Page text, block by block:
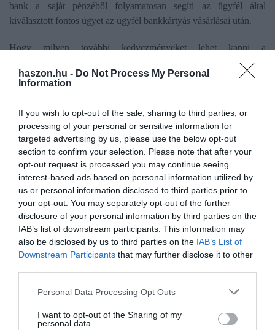
haszon.hu - Do Not Process My Personal
Information
If you wish to opt-out of the sale, sharing to third parties, or
processing of your personal or sensitive information for
targeted advertising by us, please use the below opt-out
section to confirm your selection. Please note that after your
opt-out request is processed you may continue seeing
interest-based ads based on personal information utilized by
us or personal information disclosed to third parties prior to
your opt-out. You may separately opt-out of the further
disclosure of your personal information by third parties on the
IAB’s list of downstream participants. This information may
also be disclosed by us to third parties on the IAB’s List of
Downstream Participants that may further disclose it to other
Please note that this website/app uses one or more Google
not limited to your visit or usage behaviour. You may click to
grant or deny consent to Google and its third-party tags to
Personal Data Processing Opt Outs
I want to opt-out of the Sharing of my
personal data.
bank a saját pénzéből folyamatosan segíti az ügyfél által
kiválasztott fontos ügyet az ügyfél bankkártyás vásárlásai után.
Hogy milyen további kedvezményeket lehet kapni a
lehet
bővebben olvasni.
Ezért lehet hasznos bankszámlát nyitni a
gyermekednek
Sokan nem tudják, hogy akár már az óvodás korú gyerekednek is
nyithatunk saját bankszámlát,és7 éves kortól sok banknál
bankkártya is
igényelhető mellé. Ezek a számlák nemcsak
kényelmesek, hanem költséghatékony megoldást is nyújtanak,
miközben a gyerek korán megismerheti a pénz értékét,
elsajátíthatja a használatát. A gyerek bankszámlák általában
limiteket, és elmagyarázhatja, hogy mi miért történik. A gyerek így
lépésről lépésre sajátíthatja el a digitális bankolás alapjait.